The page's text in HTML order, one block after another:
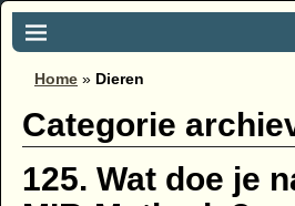
Home » Dieren
Categorie
125. Wat doe je